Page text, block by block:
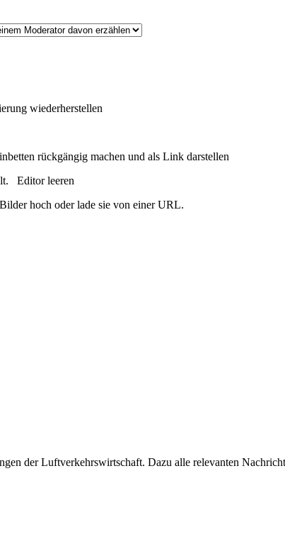
wiederherstellen
rückgängig machen und als Link darstellen
Editor leeren
hoch oder lade sie von einer URL.
der Luftverkehrswirtschaft. Dazu alle relevanten